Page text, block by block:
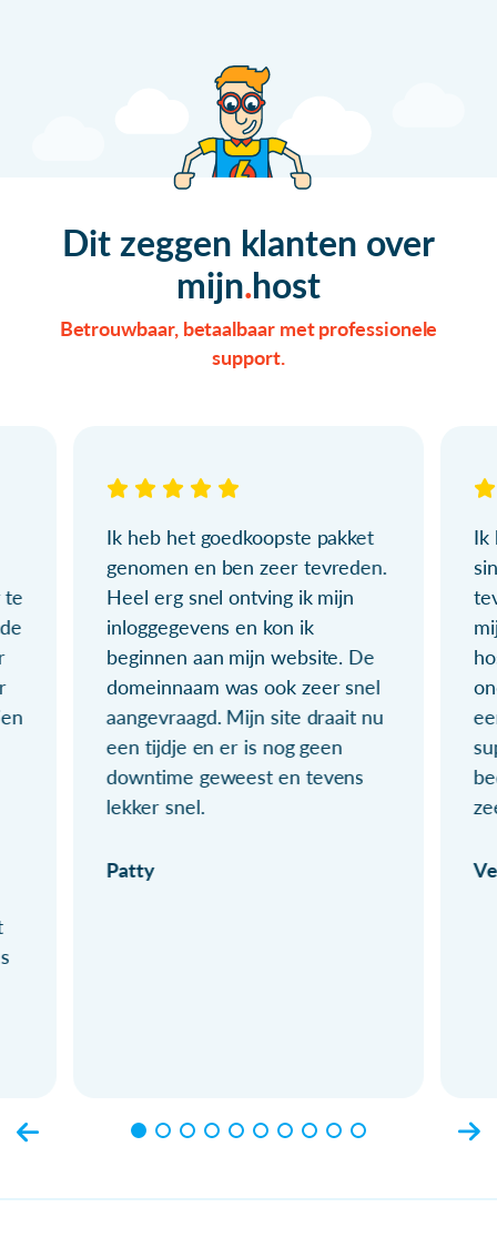
Dit zeggen klanten over
mijn host
Betrouwbaar, betaalbaar met professionele
support.
te
Ik heb het goedkoopste pakket
genomen en ben zeer tevreden.
Heel erg snel ontving ik mijn
inloggegevens en kon ik
beginnen aan mijn website. De
domeinnaam was ook zeer snel
aangevraagd. Mijn site draait nu
een tijdje en er is nog geen
downtime geweest en tevens
lekker snel.
Patty
Ik